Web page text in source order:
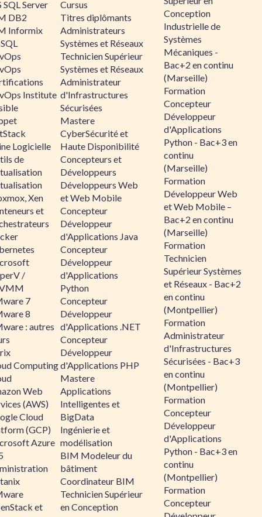
SQL Server
DB2
Informix
Institute
Logicielle
de
Xen
et
/
7
8
: autres
Computing
Web
(AWS)
Cloud
(GCP)
Azure
et
Cursus
Titres diplômants
Administrateurs
Systèmes et Réseaux
Technicien Supérieur
Systèmes et Réseaux
Administrateur
d'Infrastructures
Sécurisées
Mastere
CyberSécurité et
Haute Disponibilité
Concepteurs et
Développeurs
Développeurs Web
et Web Mobile
Concepteur
Développeur
d'Applications Java
Concepteur
Développeur
d'Applications
Python
Concepteur
Développeur
d'Applications .NET
Concepteur
Développeur
d'Applications PHP
Mastere
Applications
Intelligentes et
BigData
Ingénierie et
modélisation
BIM Modeleur du
bâtiment
Coordinateur BIM
Technicien Supérieur
en Conception
Conception
Industrielle de
Systèmes
Mécaniques -
Bac+2 en continu
(Marseille)
Formation
Concepteur
Développeur
d'Applications
Python - Bac+3 en
continu
(Marseille)
Formation
Développeur Web
et Web Mobile –
Bac+2 en continu
(Marseille)
Formation
Technicien
Supérieur Systèmes
et Réseaux - Bac+2
en continu
(Montpellier)
Formation
Administrateur
d'Infrastructures
Sécurisées - Bac+3
en continu
(Montpellier)
Formation
Concepteur
Développeur
d'Applications
Python - Bac+3 en
continu
(Montpellier)
Formation
Concepteur